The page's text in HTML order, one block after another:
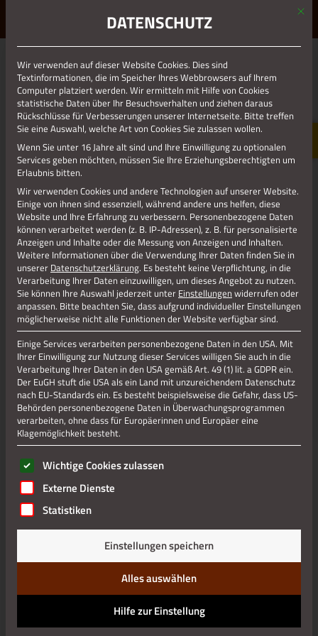
ERLEBE STOLBERG.ERLEBE DICH.
Datenschutz
Impressum
Mit
DATENSCHUTZ
Wir verwenden auf dieser Website Cookies. Dies sind
Textinformationen, die im Speicher Ihres Webbrowsers auf Ihrem
Computer platziert werden. Wir ermitteln mit Hilfe von Cookies
statistische Daten über Ihr Besuchsverhalten und ziehen daraus
Rückschlüsse für Verbesserungen unserer Internetseite. Bitte treffen
Sie eine Auswahl, welche Art von Cookies Sie zulassen wollen.
Wenn Sie unter 16 Jahre alt sind und Ihre Einwilligung zu optionalen
Services geben möchten, müssen Sie Ihre Erziehungsberechtigten um
Erlaubnis bitten.
Wir verwenden Cookies und andere Technologien auf unserer Website.
Einige von ihnen sind essenziell, während andere uns helfen, diese
Website und Ihre Erfahrung zu verbessern. Personenbezogene Daten
können verarbeitet werden (z. B. IP-Adressen), z. B. für personalisierte
Anzeigen und Inhalte oder die Messung von Anzeigen und Inhalten.
Weitere Informationen über die Verwendung Ihrer Daten finden Sie in
unserer Datenschutzerklärung. Es besteht keine Verpflichtung, in die
Verarbeitung Ihrer Daten einzuwilligen, um dieses Angebot zu nutzen.
Sie können Ihre Auswahl jederzeit unter Einstellungen widerrufen oder
anpassen. Bitte beachten Sie, dass aufgrund individueller Einstellungen
möglicherweise nicht alle Funktionen der Website verfügbar sind.
Einige Services verarbeiten personenbezogene Daten in den USA. Mit
Ihrer Einwilligung zur Nutzung dieser Services willigen Sie auch in die
Verarbeitung Ihrer Daten in den USA gemäß Art. 49 (1) lit. a GDPR ein.
Der EuGH stuft die USA als ein Land mit unzureichendem Datenschutz
nach EU-Standards ein. Es besteht beispielsweise die Gefahr, dass US-
Behörden personenbezogene Daten in Überwachungsprogrammen
verarbeiten, ohne dass für Europäerinnen und Europäer eine
Klagemöglichkeit besteht.
Es folgt eine Liste der Service-Gruppen, für die eine
Wichtige Cookies zulassen
Externe Dienste
Statistiken
Einstellungen speichern
Alles auswählen
Hilfe zur Einstellung